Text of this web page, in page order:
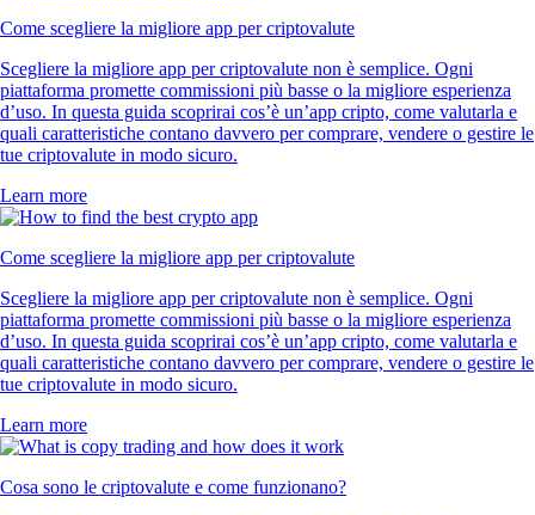
Come scegliere la migliore app per criptovalute
Scegliere la migliore app per criptovalute non è semplice. Ogni
piattaforma promette commissioni più basse o la migliore esperienza
d’uso. In questa guida scoprirai cos’è un’app cripto, come valutarla e
quali caratteristiche contano davvero per comprare, vendere o gestire le
tue criptovalute in modo sicuro.
Learn more
Come scegliere la migliore app per criptovalute
Scegliere la migliore app per criptovalute non è semplice. Ogni
piattaforma promette commissioni più basse o la migliore esperienza
d’uso. In questa guida scoprirai cos’è un’app cripto, come valutarla e
quali caratteristiche contano davvero per comprare, vendere o gestire le
tue criptovalute in modo sicuro.
Learn more
Cosa sono le criptovalute e come funzionano?